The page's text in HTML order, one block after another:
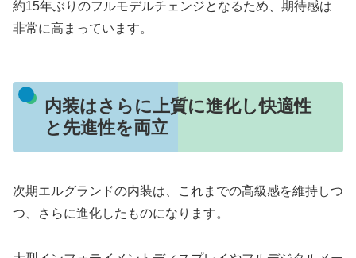
約15年ぶりのフルモデルチェンジとなるため、期待感は
非常に高まっています。
内装はさらに上質に進化し快適性
と先進性を両立
次期エルグランドの内装は、これまでの高級感を維持しつ
つ、さらに進化したものになります。